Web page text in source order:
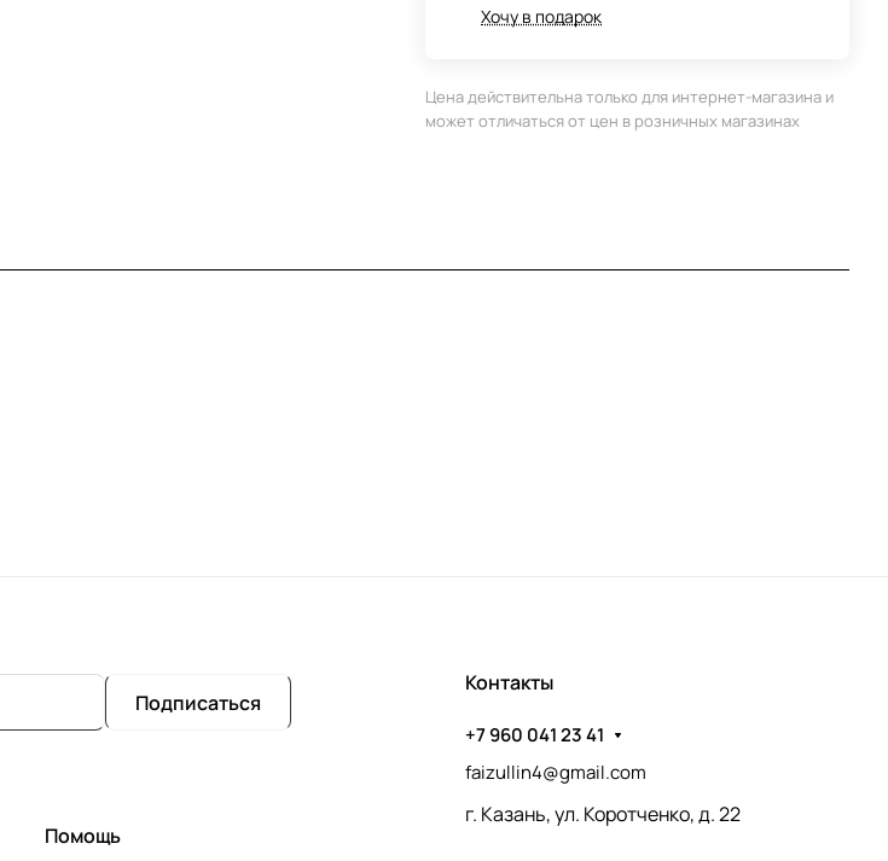
Хочу в подарок
Цена действительна только для интернет-магазина и
может отличаться от цен в розничных магазинах
Подписаться
Помощь
Контакты
+7 960 041 23 41
faizullin4@gmail.com
г. Казань, ул. Коротченко, д. 22